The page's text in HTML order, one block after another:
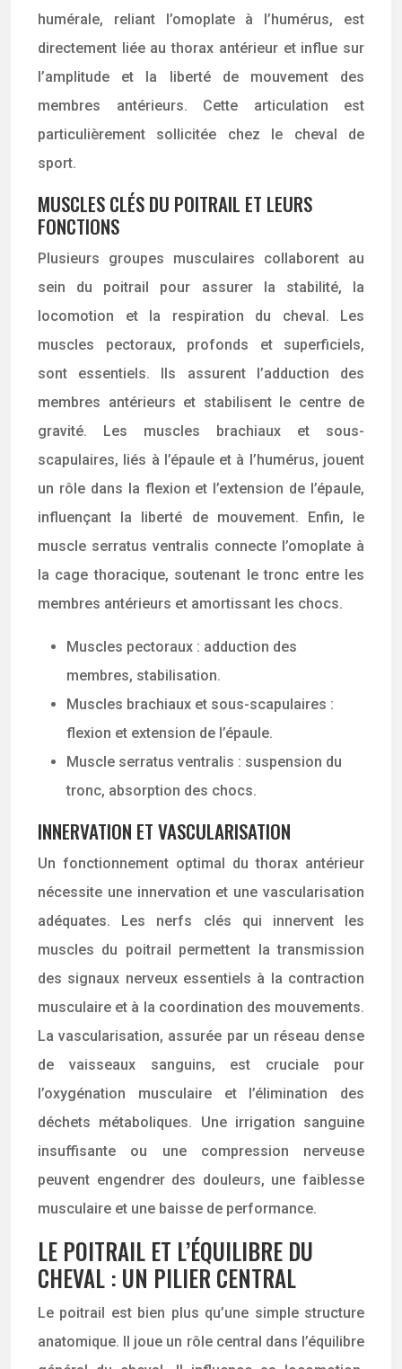
humérale, reliant l’omoplate à l’humérus, est
directement liée au thorax antérieur et influe sur
l’amplitude et la liberté de mouvement des
membres antérieurs. Cette articulation est
particulièrement sollicitée chez le cheval de
sport.
MUSCLES CLÉS DU POITRAIL ET LEURS
FONCTIONS
Plusieurs groupes musculaires collaborent au
sein du poitrail pour assurer la stabilité, la
locomotion et la respiration du cheval. Les
muscles pectoraux, profonds et superficiels,
sont essentiels. Ils assurent l’adduction des
membres antérieurs et stabilisent le centre de
gravité. Les muscles brachiaux et sous-
scapulaires, liés à l’épaule et à l’humérus, jouent
un rôle dans la flexion et l’extension de l’épaule,
influençant la liberté de mouvement. Enfin, le
muscle serratus ventralis connecte l’omoplate à
la cage thoracique, soutenant le tronc entre les
membres antérieurs et amortissant les chocs.
Muscles pectoraux : adduction des
membres, stabilisation.
Muscles brachiaux et sous-scapulaires :
flexion et extension de l’épaule.
Muscle serratus ventralis : suspension du
tronc, absorption des chocs.
INNERVATION ET VASCULARISATION
Un fonctionnement optimal du thorax antérieur
nécessite une innervation et une vascularisation
adéquates. Les nerfs clés qui innervent les
muscles du poitrail permettent la transmission
des signaux nerveux essentiels à la contraction
musculaire et à la coordination des mouvements.
La vascularisation, assurée par un réseau dense
de vaisseaux sanguins, est cruciale pour
l’oxygénation musculaire et l’élimination des
déchets métaboliques. Une irrigation sanguine
insuffisante ou une compression nerveuse
peuvent engendrer des douleurs, une faiblesse
musculaire et une baisse de performance.
LE POITRAIL ET L’ÉQUILIBRE DU
CHEVAL : UN PILIER CENTRAL
Le poitrail est bien plus qu’une simple structure
anatomique. Il joue un rôle central dans l’équilibre